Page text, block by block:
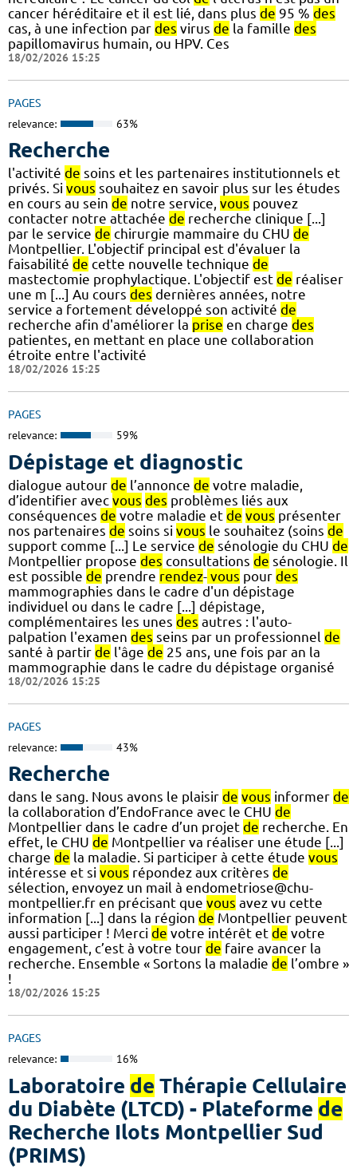
cancer héréditaire et il est lié, dans plus de 95 % des
cas, à une infection par des virus de la famille des
papillomavirus humain, ou HPV. Ces
18/02/2026 15:25
PAGES
relevance: 63%
Recherche
l'activité de soins et les partenaires institutionnels et
privés. Si vous souhaitez en savoir plus sur les études
en cours au sein de notre service, vous pouvez
contacter notre attachée de recherche clinique [...]
par le service de chirurgie mammaire du CHU de
Montpellier. L'objectif principal est d'évaluer la
faisabilité de cette nouvelle technique de
mastectomie prophylactique. L'objectif est de réaliser
une m [...] Au cours des dernières années, notre
service a fortement développé son activité de
recherche afin d'améliorer la prise en charge des
patientes, en mettant en place une collaboration
étroite entre l'activité
18/02/2026 15:25
PAGES
relevance: 59%
Dépistage et diagnostic
dialogue autour de l’annonce de votre maladie,
d’identifier avec vous des problèmes liés aux
conséquences de votre maladie et de vous présenter
nos partenaires de soins si vous le souhaitez (soins de
support comme [...] Le service de sénologie du CHU de
Montpellier propose des consultations de sénologie. Il
est possible de prendre rendez- vous pour des
mammographies dans le cadre d'un dépistage
individuel ou dans le cadre [...] dépistage,
complémentaires les unes des autres : l'auto-
palpation l'examen des seins par un professionnel de
santé à partir de l'âge de 25 ans, une fois par an la
mammographie dans le cadre du dépistage organisé
18/02/2026 15:25
PAGES
relevance: 43%
Recherche
dans le sang. Nous avons le plaisir de vous informer de
la collaboration d’EndoFrance avec le CHU de
Montpellier dans le cadre d’un projet de recherche. En
effet, le CHU de Montpellier va réaliser une étude [...]
charge de la maladie. Si participer à cette étude vous
intéresse et si vous répondez aux critères de
sélection, envoyez un mail à endometriose@chu-
montpellier.fr en précisant que vous avez vu cette
information [...] dans la région de Montpellier peuvent
aussi participer ! Merci de votre intérêt et de votre
engagement, c’est à votre tour de faire avancer la
recherche. Ensemble « Sortons la maladie de l’ombre »
!
18/02/2026 15:25
PAGES
relevance: 16%
Laboratoire de Thérapie Cellulaire
du Diabète (LTCD) - Plateforme de
Recherche Ilots Montpellier Sud
(PRIMS)